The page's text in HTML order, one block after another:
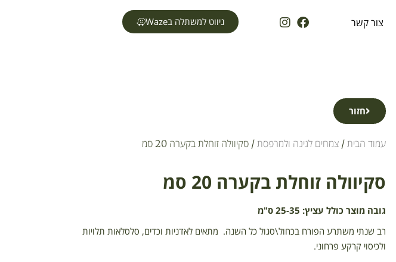
צור קשר ניווט למשתלה בWaze
חזור
עמוד הבית / צמחים לגינה ולמרפסת / סקיוולה זוחלת בקערה 20 סמ
סקיוולה זוחלת בקערה 20 סמ
גובה מוצר כולל עציץ: 25-35 ס"מ
רב שנתי משתרע הפורח בכחול\סגול כל השנה. מתאים לאדניות וכדים, סלסלאות תלויות
ולכיסוי קרקע פרחוני.